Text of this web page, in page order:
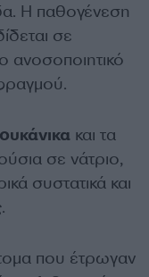
Η παθογένεση
σε
ανοσοποιητικό
και τα
σε νάτριο,
συστατικά και
που έτρωγαν